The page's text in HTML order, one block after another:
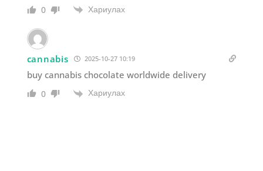
0 Хариулах
cannabis 2025-10-27 10:19
buy cannabis chocolate worldwide delivery
0 Хариулах